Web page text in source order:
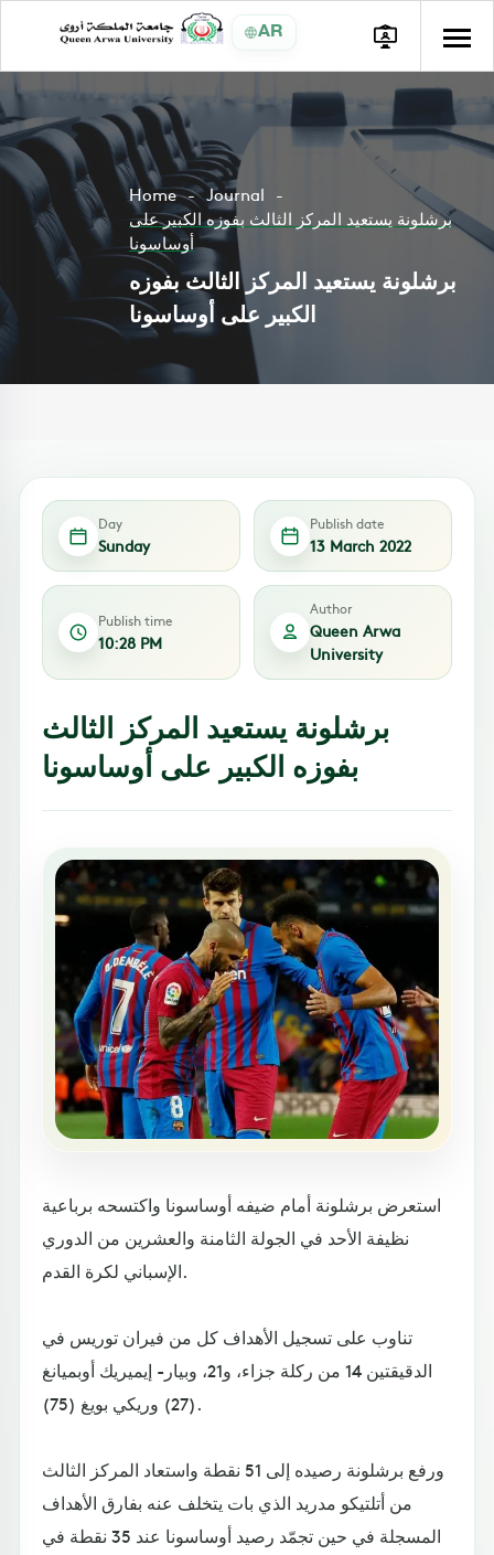
AR
Home
Journal
برشلونة يستعيد المركز الثالث بفوزه الكبير على
أوساسونا
برشلونة يستعيد المركز الثالث بفوزه
الكبير على أوساسونا
Day
Sunday
Publish date
13 March 2022
Publish time
10:28 PM
Author
Queen Arwa
University
برشلونة يستعيد المركز الثالث
بفوزه الكبير على أوساسونا
استعرض برشلونة أمام ضيفه أوساسونا واكتسحه برباعية
نظيفة الأحد في الجولة الثامنة والعشرين من الدوري
الإسباني لكرة القدم.
تناوب على تسجيل الأهداف كل من فيران توريس في
الدقيقتين 14 من ركلة جزاء، و21، وبيار- إيميريك أوبميانغ
(27) وريكي بويغ (75).
ورفع برشلونة رصيده إلى 51 نقطة واستعاد المركز الثالث
من أتلتيكو مدريد الذي بات يتخلف عنه بفارق الأهداف
المسجلة في حين تجمّد رصيد أوساسونا عند 35 نقطة في